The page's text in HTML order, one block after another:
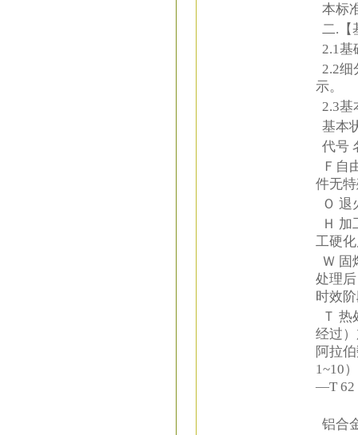
本标
二.【
2.1基
2.2细
示。
2.3基
基本
代号
Ｆ自
件无
Ｏ 退
Ｈ 加
工硬
Ｗ 固
处理
时效
Ｔ 热
经过
阿拉
1~10
—T 62
铝合